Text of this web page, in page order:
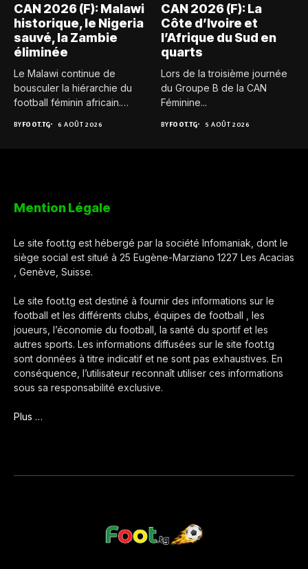
CAN 2026 (F): Malawi
historique, le Nigeria
sauvé, la Zambie
éliminée
Le Malawi continue de
bousculer la hiérarchie du
football féminin africain.
BYFOOT.TG 6 AOÛT 2026
CAN 2026 (F): La
Côte d’Ivoire et
l’Afrique du Sud en
quarts
Lors de la troisième journée
du Groupe B de la CAN
Féminine...
BYFOOT.TG 5 AOÛT 2026
Mention Légale
Le site foot.tg est hébergé par la société Infomaniak, dont le
siège social est situé à 25 Eugène-Marziano 1227 Les Acacias
, Genève, Suisse.
Le site foot.tg est destiné à fournir des informations sur le
football et les différents clubs, équipes de football , les
joueurs, l’économie du football, la santé du sportif et les
autres sports. Les informations diffusées sur le site foot.tg
sont données à titre indicatif et ne sont pas exhaustives. En
conséquence, l’utilisateur reconnaît utiliser ces informations
sous sa responsabilité exclusive.
Plus …